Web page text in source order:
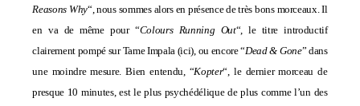
Reasons Why“, nous sommes alors en présence de très bons morceaux. Il
en va de même pour “Colours Running Out“, le titre introductif
clairement pompé sur Tame Impala (ici), ou encore “Dead & Gone” dans
une moindre mesure. Bien entendu, “Kopter“, le dernier morceau de
presque 10 minutes, est le plus psychédélique de plus comme l’un des